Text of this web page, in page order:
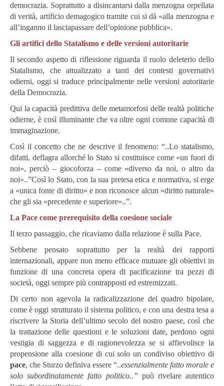
democrazia. Soprattutto a disincantarsi dalla menzogna orpellata
di verità, artificio demagogico tramite cui si dà «alla menzogna e
all’inganno il lasciapassare dell’opinione pubblica».
Gli artifici dello Statalismo e delle versioni autoritarie
Il secondo aspetto di riflessione riguarda il ruolo deleterio dello
Statalismo, che attualizzato a tanti dei contesti governativi
odierni, oggi si traduce principalmente nelle versioni autoritarie
della Democrazia.
Qui la capacità predittiva delle metamorfosi delle realtà politiche
odierne, è così illuminante che va oltre ogni comune capacità di
immaginazione.
Così il concetto che ne descrive il fenomeno: “..Lo statalismo,
difatti, deflagra allorché lo Stato si costituisce come «un fuori di
noi», perciò – giocoforza – come «diverso da noi, o altro da
noi»..”Così lo Stato, con la sua pretesa etica e normativa, si erge
a «unica fonte di diritto» e non riconosce alcun «diritto naturale»
che gli sia «precedente e superiore»..”.
La Pace come prerequisito della coesione sociale
Il terzo passaggio, che ricaviamo dalla relazione è sulla Pace.
Sebbene pensato soprattutto per la realtà dei rapporti
internazionali, appare non meno efficace mutuare gli obiettivi in
funzione di una concreta opera di pacificazione tra pezzi di
società, oggi sempre più contrapposti ed estremizzati.
Di certo non agevola la radicalizzazione del quadro bipolare,
come è oggi strutturato il sistema politico, e con una destra tesa a
riscrivere la Storia dell’ultimo secolo del nostro paese, così che
la trattazione delle questioni e le soluzioni date, perdono ogni
vestigia di saggezza e di ragionevolezza se si affievolisce la
propensione alla coesione di cui solo un condiviso obiettivo di
pace, che Sturzo definiva essere “..essenzialmente fatto morale e
solo subordinatamente fatto politico..” può rivelare autentico